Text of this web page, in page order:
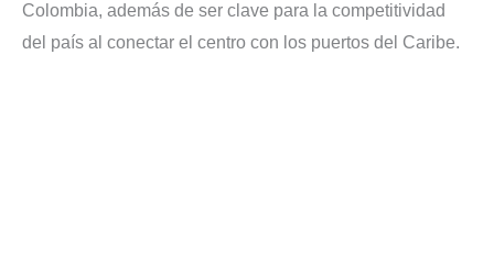
Colombia, además de ser clave para la competitividad
del país al conectar el centro con los puertos del Caribe.